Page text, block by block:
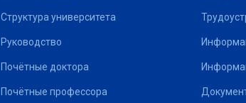
Структура университета
Руководство
Почётные доктора
Почётные профессора